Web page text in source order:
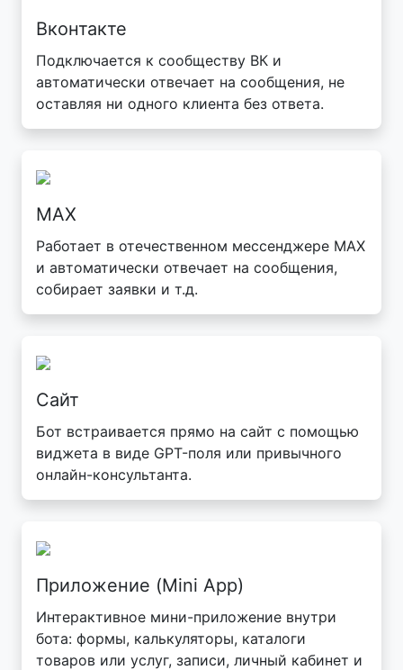
Вконтакте
Подключается к сообществу ВК и
автоматически отвечает на сообщения, не
оставляя ни одного клиента без ответа.
MAX
Работает в отечественном мессенджере MAX
и автоматически отвечает на сообщения,
собирает заявки и т.д.
Сайт
Бот встраивается прямо на сайт с помощью
виджета в виде GPT-поля или привычного
онлайн-консультанта.
Приложение (Mini App)
Интерактивное мини-приложение внутри
бота: формы, калькуляторы, каталоги
товаров или услуг, записи, личный кабинет и